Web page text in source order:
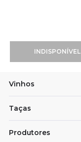
INDISPONÍVEL
Vinhos
Taças
Produtores